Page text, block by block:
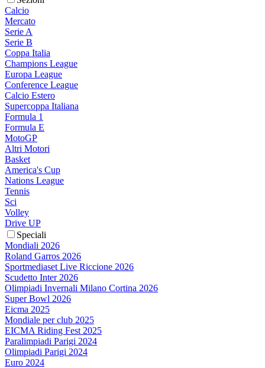
Calcio
Mercato
Serie A
Serie B
Coppa Italia
Champions League
Europa League
Conference League
Calcio Estero
Supercoppa Italiana
Formula 1
Formula E
MotoGP
Altri Motori
Basket
America's Cup
Nations League
Tennis
Sci
Volley
Drive UP
Speciali
Mondiali 2026
Roland Garros 2026
Sportmediaset Live Riccione 2026
Scudetto Inter 2026
Olimpiadi Invernali Milano Cortina 2026
Super Bowl 2026
Eicma 2025
Mondiale per club 2025
EICMA Riding Fest 2025
Paralimpiadi Parigi 2024
Olimpiadi Parigi 2024
Euro 2024